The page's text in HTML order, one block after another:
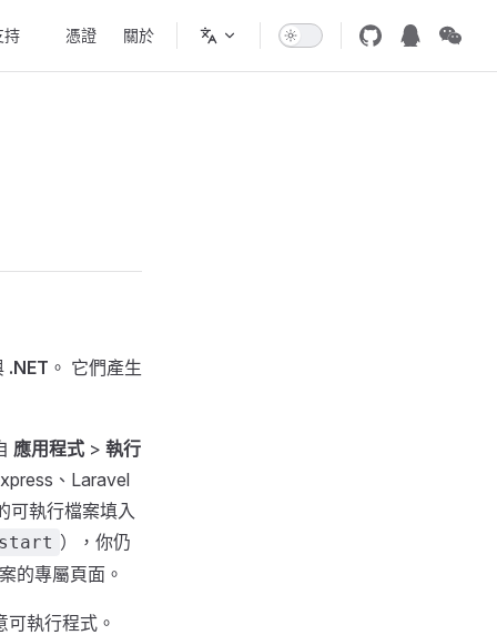
持 🔥憑證 關於
.NET 。 它們產生
應用程式 > 執行
、Laravel
可執行檔案填入
），你仍
的專屬頁面。
執行程式。